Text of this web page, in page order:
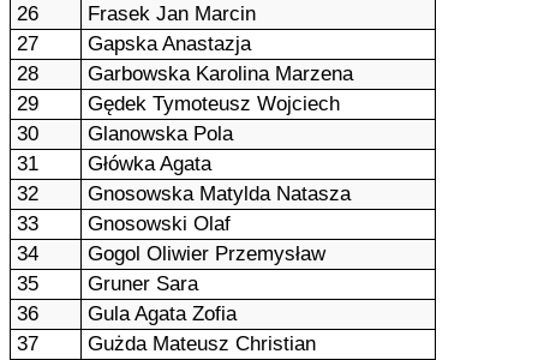
26
Frasek Jan Marcin
27
Gapska Anastazja
28
Garbowska Karolina Marzena
29
Gędek Tymoteusz Wojciech
30
Glanowska Pola
31
Główka Agata
32
Gnosowska Matylda Natasza
33
Gnosowski Olaf
34
Gogol Oliwier Przemysław
35
Gruner Sara
36
Gula Agata Zofia
37
Gużda Mateusz Christian